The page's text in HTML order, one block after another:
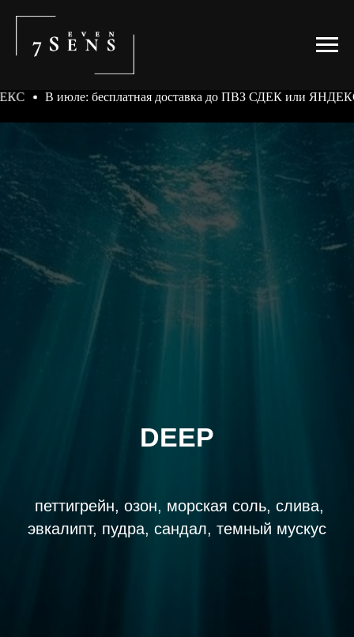
бесплатная доставка до ПВЗ СДЕК или ЯНДЕКС В
DEEP
петтигрейн, озон, морская соль, слива,
эвкалипт, пудра, сандал, темный мускус